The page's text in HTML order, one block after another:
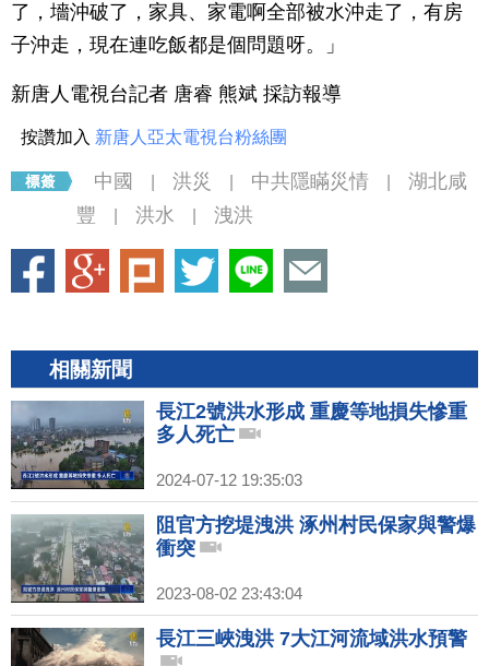
了，墻沖破了，家具、家電啊全部被水沖走了，有房
子沖走，現在連吃飯都是個問題呀。」
新唐人電視台記者 唐睿 熊斌 採訪報導
按讚加入 新唐人亞太電視台粉絲團
中國 洪災 中共隱瞞災情
湖北咸
豐
洪水 洩洪
相關新聞
長江2號洪水形成 重慶等地損失慘重
多人死亡
2024-07-12 19:35:03
阻官方挖堤洩洪 涿州村民保家與警爆
衝突
2023-08-02 23:43:04
長江三峽洩洪 7大江河流域洪水預警